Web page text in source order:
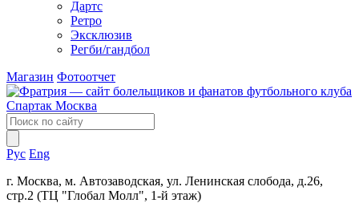
Дартс
Ретро
Эксклюзив
Регби/гандбол
Магазин Фотоотчет
Рус Eng
г. Москва, м. Автозаводская, ул. Ленинская слобода, д.26,
стр.2 (ТЦ "Глобал Молл", 1-й этаж)